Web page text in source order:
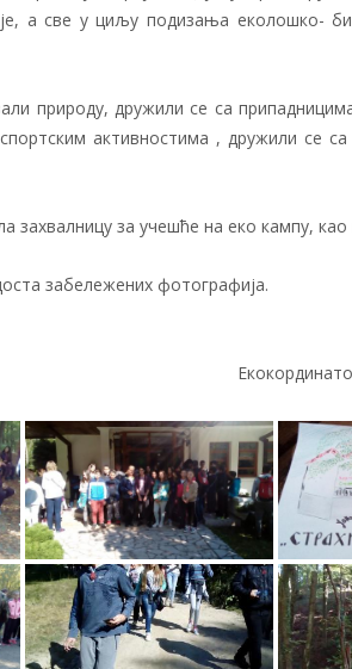
а све у циљу подизања еколошкo-
природу, дружили се са
активностима , дружили се
захвалницу за учешће на еко кампу,
забележених фотографија.